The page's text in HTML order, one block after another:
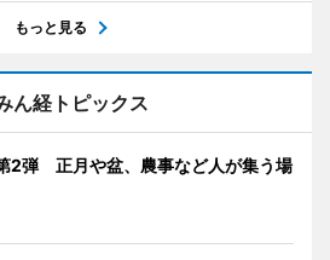
もっと見る
ん経トピックス
2弾 正月や盆、農事など人が集う場